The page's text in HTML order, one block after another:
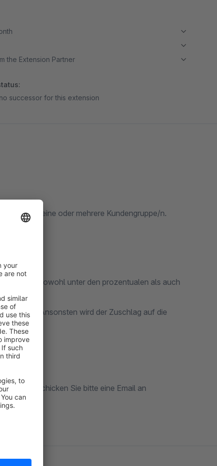
the Extension Partner
successor for this extension
auf eine oder mehrere Kundengruppe/n.
sowohl unter den prozentualen als auch
Ansonsten wird der Zuschlag auf die
Plugins schicken Sie bitte eine Email an